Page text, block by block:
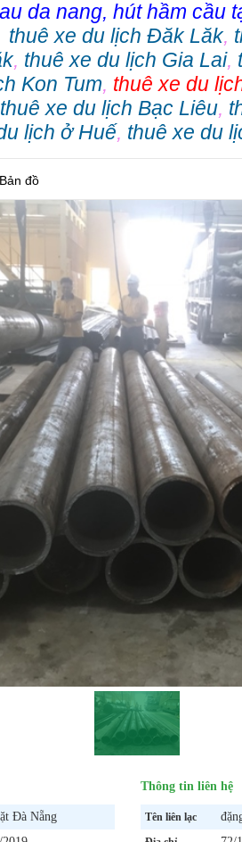
da nang, hút hầm cầu
thuê xe du lịch Đăk Lăk,
, thuê xe du lịch Gia Lai,
Kon Tum, thuê xe du
thuê xe du lịch Bạc Liêu,
lịch ở Huế, thuê xe du
Bản đồ
Đà Nẵng
Thông tin liên hệ
Tên liên lạc